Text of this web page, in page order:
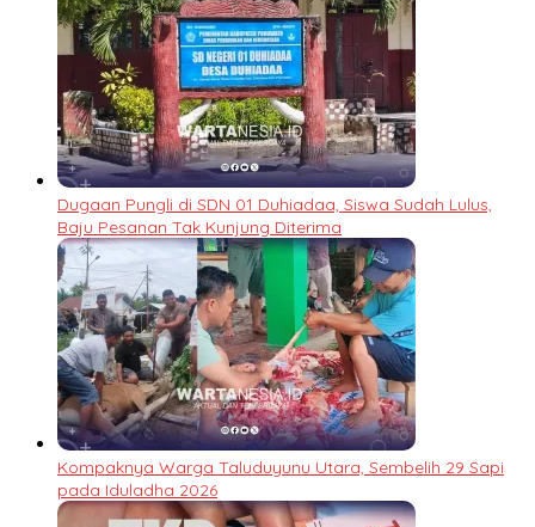
Dugaan Pungli di SDN 01 Duhiadaa, Siswa Sudah Lulus,
Baju Pesanan Tak Kunjung Diterima
Kompaknya Warga Taluduyunu Utara, Sembelih 29 Sapi
pada Iduladha 2026